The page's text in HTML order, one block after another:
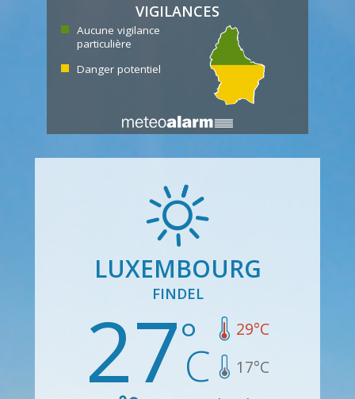
VIGILANCES
Aucune vigilance
particulière
Danger potentiel
LUXEMBOURG
FINDEL
27 29°C
17°C